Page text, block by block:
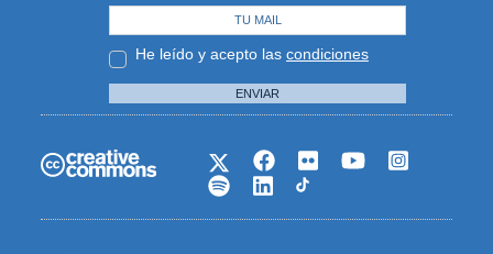
He leído y acepto las condiciones
ENVIAR